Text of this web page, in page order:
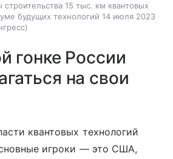
15 тыс. км квантовых
будущих технологий 14 июля 2023
гонке России
на свои
квантовых технологий
игроки — это США,